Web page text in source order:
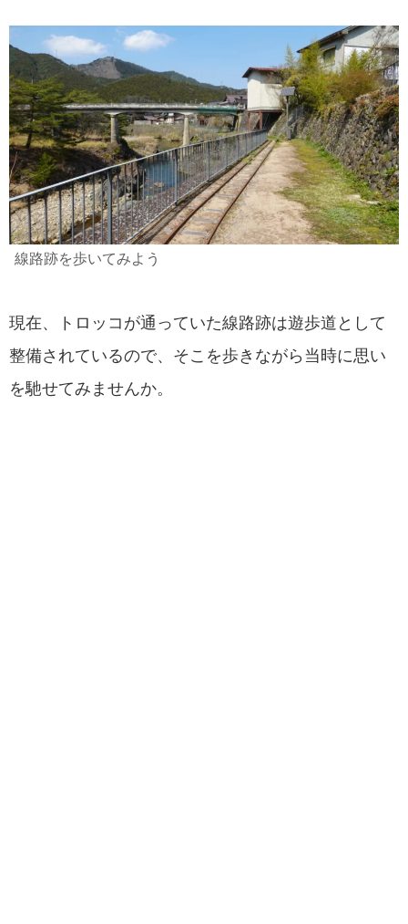
線路跡を歩いてみよう
現在、トロッコが通っていた線路跡は遊歩道として
整備されているので、そこを歩きながら当時に思い
を馳せてみませんか。